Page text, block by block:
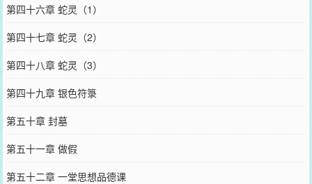
第四十六章 蛇灵（1）
第四十七章 蛇灵（2）
第四十八章 蛇灵（3）
第四十九章 银色符箓
第五十章 封墓
第五十一章 做假
第五十二章 一堂思想品德课